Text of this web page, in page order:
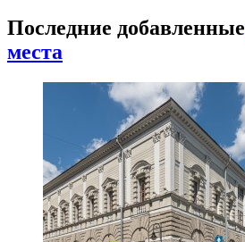
Последние добавленные
места